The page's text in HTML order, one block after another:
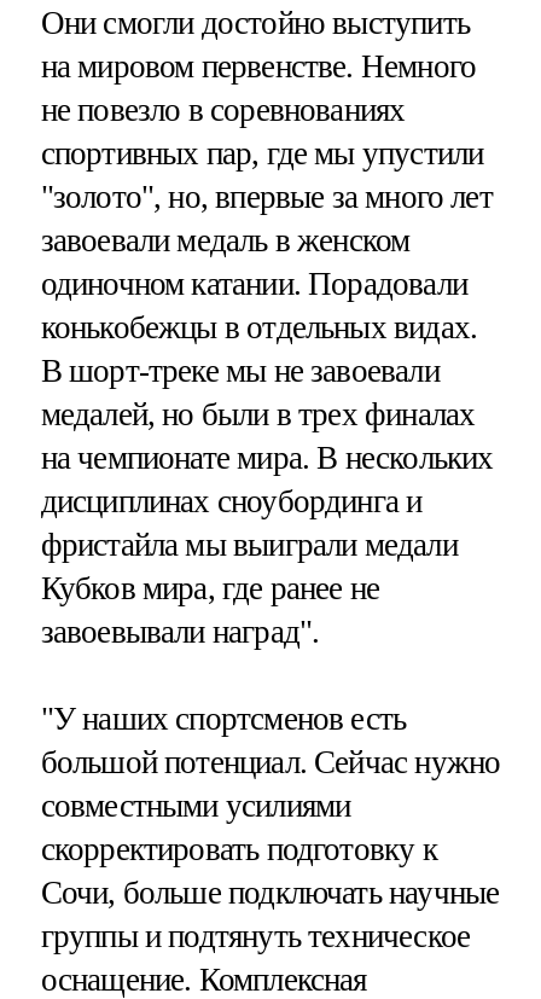
Они смогли достойно выступить
на мировом первенстве. Немного
не повезло в соревнованиях
спортивных пар, где мы упустили
"золото", но, впервые за много лет
завоевали медаль в женском
одиночном катании. Порадовали
конькобежцы в отдельных видах.
В шорт-треке мы не завоевали
медалей, но были в трех финалах
на чемпионате мира. В нескольких
дисциплинах сноубординга и
фристайла мы выиграли медали
Кубков мира, где ранее не
завоевывали наград".
"У наших спортсменов есть
большой потенциал. Сейчас нужно
совместными усилиями
скорректировать подготовку к
Сочи, больше подключать научные
группы и подтянуть техническое
оснащение. Комплексная